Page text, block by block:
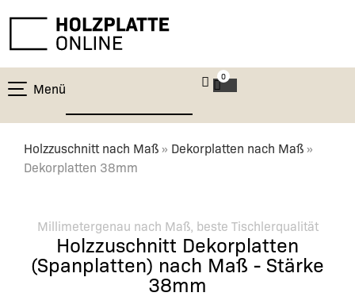
Menü
0
Holzzuschnitt nach Maß» Dekorplatten nach Maß»
Dekorplatten 38mm
Millimetergenau nach Maß, beste Tischlerqualität
Holzzuschnitt Dekorplatten
(Spanplatten) nach Maß - Stärke
38mm